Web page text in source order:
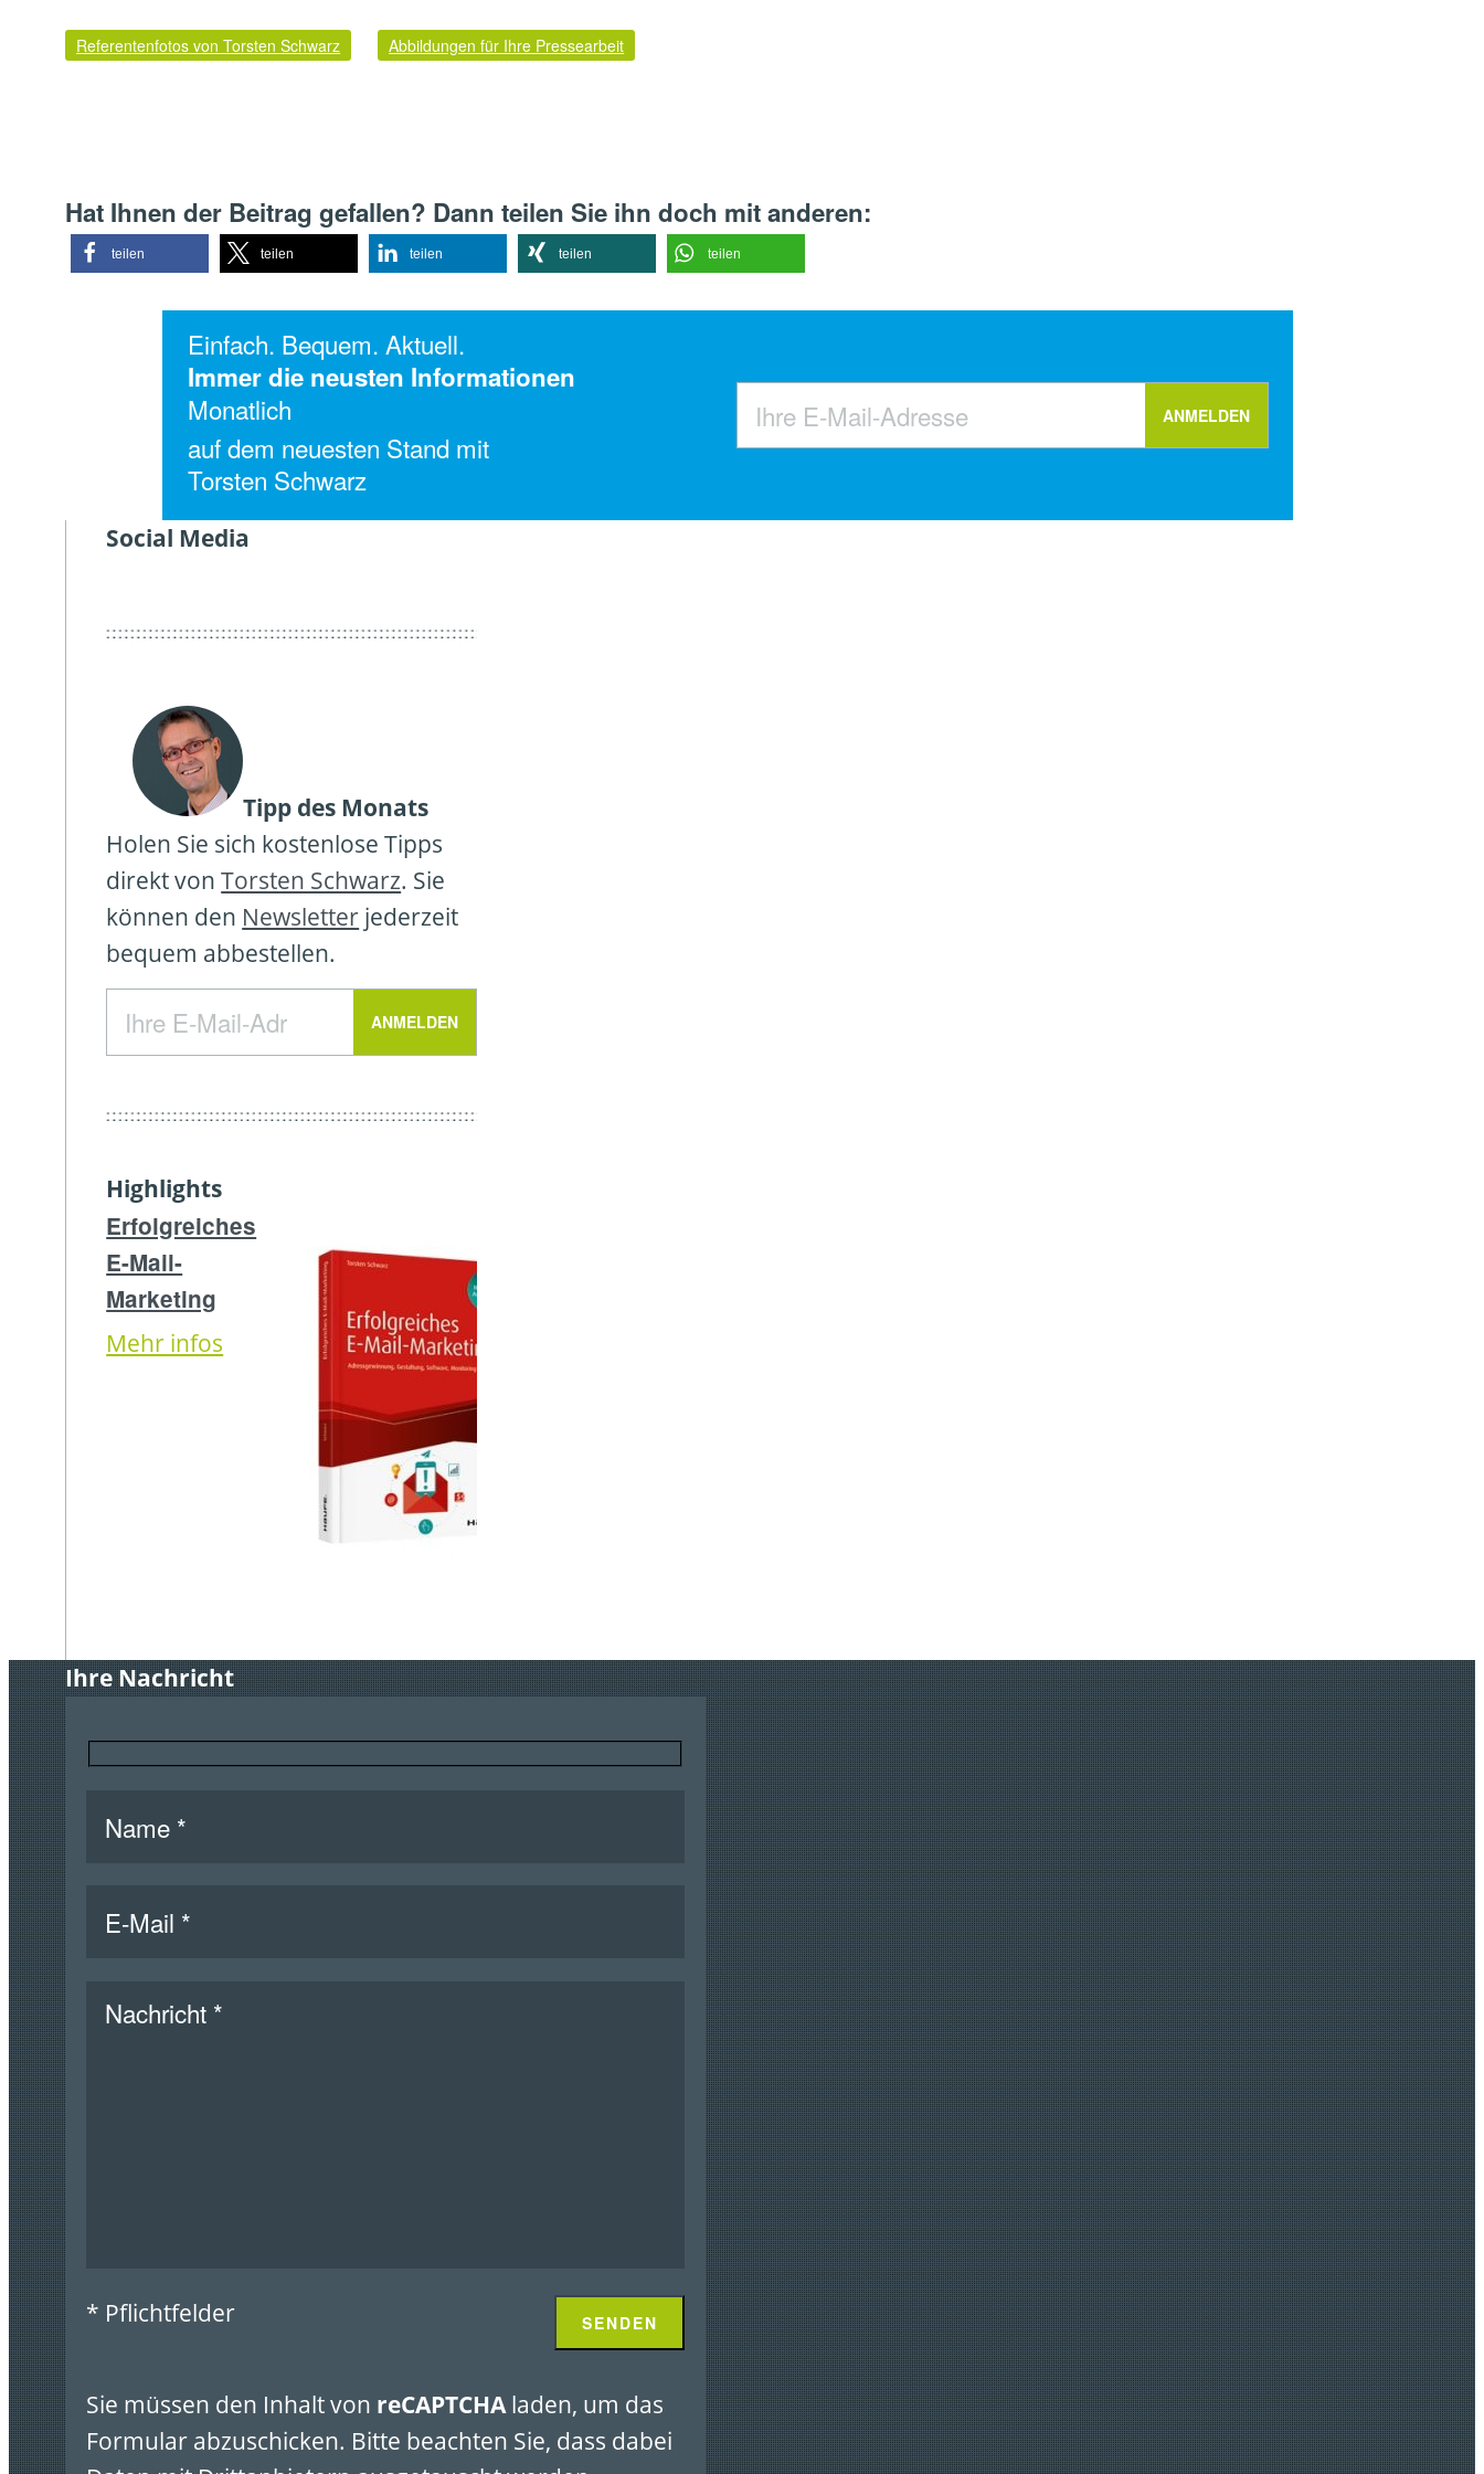
Referentenfotos von Torsten Schwarz Abbildungen für Ihre Pressearbeit
Hat Ihnen der Beitrag gefallen? Dann teilen Sie ihn doch mit anderen:
teilen teilen teilen teilen teilen
Einfach. Bequem. Aktuell.
Immer die neusten Informationen
Monatlich
auf dem neuesten Stand mit
Torsten Schwarz
Social Media
Tipp des Monats
Holen Sie sich kostenlose Tipps
direkt vonTorsten Schwarz. Sie
können den Newsletter jederzeit
bequem abbestellen.
Highlights
Erfolgreiches
E-Mail-
Marketing
Mehr infos
Ihre Nachricht
* Pflichtfelder
Sie müssen den Inhalt von reCAPTCHAladen, um das
Formular abzuschicken. Bitte beachten Sie, dass dabei